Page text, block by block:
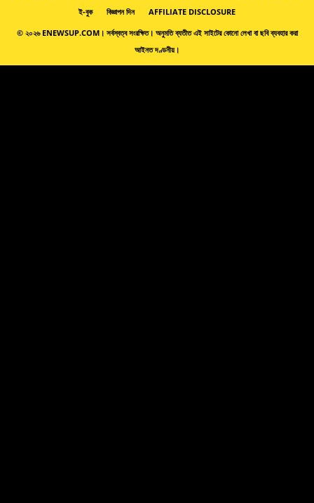
ই-বুক
বিজ্ঞাপন দিন
AFFILIATE DISCLOSURE
© ২০২৬ ENEWSUP.COM। সর্বস্বত্ব সংরক্ষিত। অনুমতি ব্যতীত এই সাইটের কোনো লেখা বা ছবি ব্যবহার করা
আইনত দণ্ডনীয়।